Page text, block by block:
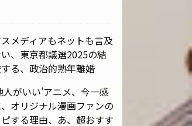
メディアもネットも言及
、東京都議選2025の結
る、政治的熟年離婚
人がいい’アニメ、今一感
オリジナル漫画ファンの
する理由、あ、超おすす